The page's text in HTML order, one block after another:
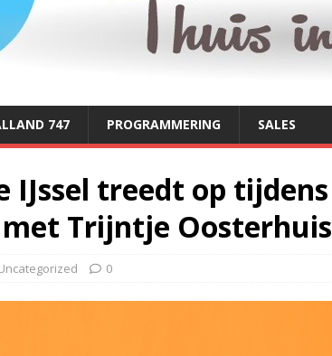
747 PROGRAMMERING SALES
IJssel treedt op tijdens
Trijntje Oosterhuis
0